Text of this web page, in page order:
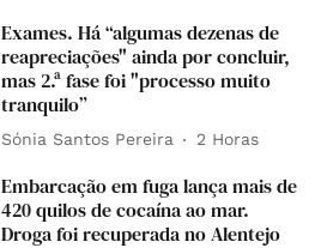
Exames. Há “algumas dezenas de
reapreciações" ainda por concluir,
mas 2.ª fase foi "processo muito
tranquilo”
Sónia Santos Pereira 2 Horas
Embarcação em fuga lança mais de
420 quilos de cocaína ao mar.
Droga foi recuperada no Alentejo